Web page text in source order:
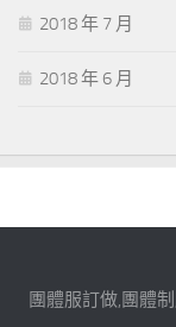
2018 年 7 月
2018 年 6 月
團體服訂做,團體制